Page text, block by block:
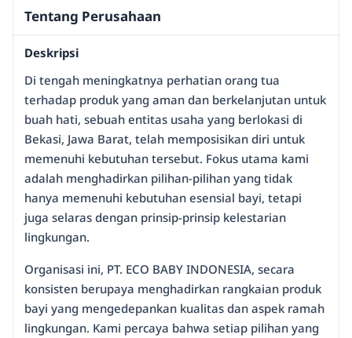
Tentang Perusahaan
Deskripsi
Di tengah meningkatnya perhatian orang tua
terhadap produk yang aman dan berkelanjutan untuk
buah hati, sebuah entitas usaha yang berlokasi di
Bekasi, Jawa Barat, telah memposisikan diri untuk
memenuhi kebutuhan tersebut. Fokus utama kami
adalah menghadirkan pilihan-pilihan yang tidak
hanya memenuhi kebutuhan esensial bayi, tetapi
juga selaras dengan prinsip-prinsip kelestarian
lingkungan.
Organisasi ini, PT. ECO BABY INDONESIA, secara
konsisten berupaya menghadirkan rangkaian produk
bayi yang mengedepankan kualitas dan aspek ramah
lingkungan. Kami percaya bahwa setiap pilihan yang